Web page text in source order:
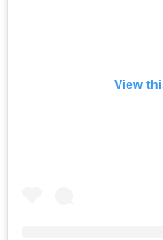
View